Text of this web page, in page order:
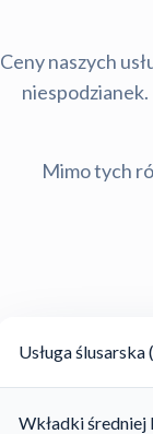
Ceny naszych
niespodzianek.
Mimo tych
Usługa
Wkładki